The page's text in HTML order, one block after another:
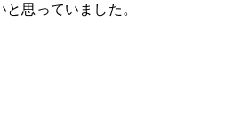
思っていました。